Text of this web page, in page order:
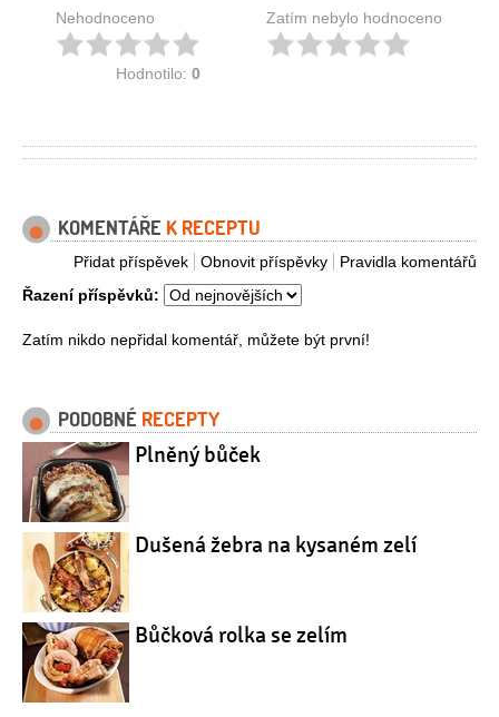
Nehodnoceno
Hodnotilo: 0
Zatím nebylo hodnoceno
KOMENTÁŘE K RECEPTU
Pravidla komentářů
Obnovit příspěvky
Přidat příspěvek
Řazení příspěvků:
Zatím nikdo nepřidal komentář, můžete být první!
PODOBNÉ RECEPTY
Plněný bůček
Dušená žebra na kysaném zelí
Bůčková rolka se zelím